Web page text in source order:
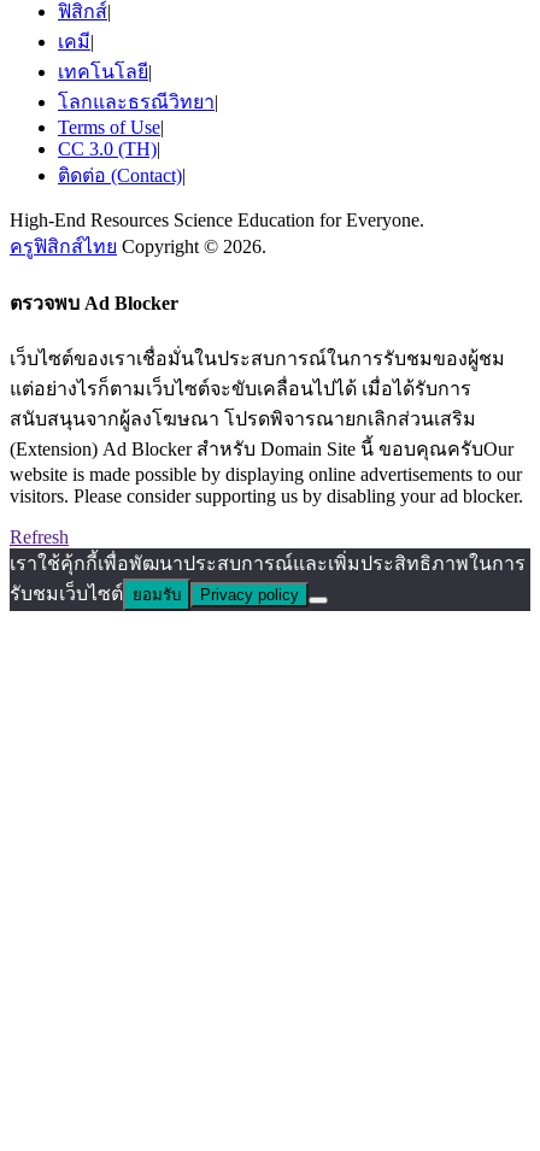
ฟิสิกส์
เคมี
เทคโนโลยี
โลกและธรณีวิทยา
Terms of Use
CC 3.0 (TH)
ติดต่อ (Contact)
High-End Resources Science Education for Everyone.
ครูฟิสิกส์ไทย Copyright © 2026.
ตรวจพบ Ad Blocker
เว็บไซต์ของเราเชื่อมั่นในประสบการณ์ในการรับชมของผู้ชม
แต่อย่างไรก็ตามเว็บไซต์จะขับเคลื่อนไปได้ เมื่อได้รับการ
สนับสนุนจากผู้ลงโฆษณา โปรดพิจารณายกเลิกส่วนเสริม
(Extension) Ad Blocker สำหรับ Domain Site นี้ ขอบคุณครับOur
website is made possible by displaying online advertisements to our
visitors. Please consider supporting us by disabling your ad blocker.
Refresh
เราใช้คุ้กกี้เพื่อพัฒนาประสบการณ์และเพิ่มประสิทธิภาพในการ
รับชมเว็บไซต์ ยอมรับ Privacy policy